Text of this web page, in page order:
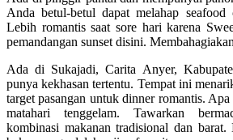
Anda betul-betul dapat melahap seafood
Lebih romantis saat sore hari karena
pemandangan sunset disini.
Ada di Sukajadi, Carita Anyer,
punya kekhasan tertentu. Tempat ini
target pasangan untuk dinner romantis.
matahari tenggelam. Tawarkan
kombinasi makanan tradisional dan